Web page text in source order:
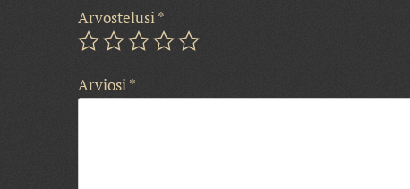
Arvostelusi*
Arviosi*